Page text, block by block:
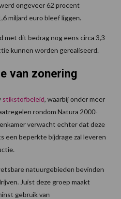
ongeveer 62 procent
miljard euro bleef liggen.
met dit bedrag nog eens circa 3,3
kunnen worden gerealiseerd.
van zonering
stikstofbeleid, waarbij onder meer
rondom Natura 2000-
verwacht echter dat deze
een beperkte bijdrage zal leveren
natuurgebieden bevinden
Juist deze groep maakt
gebruik van